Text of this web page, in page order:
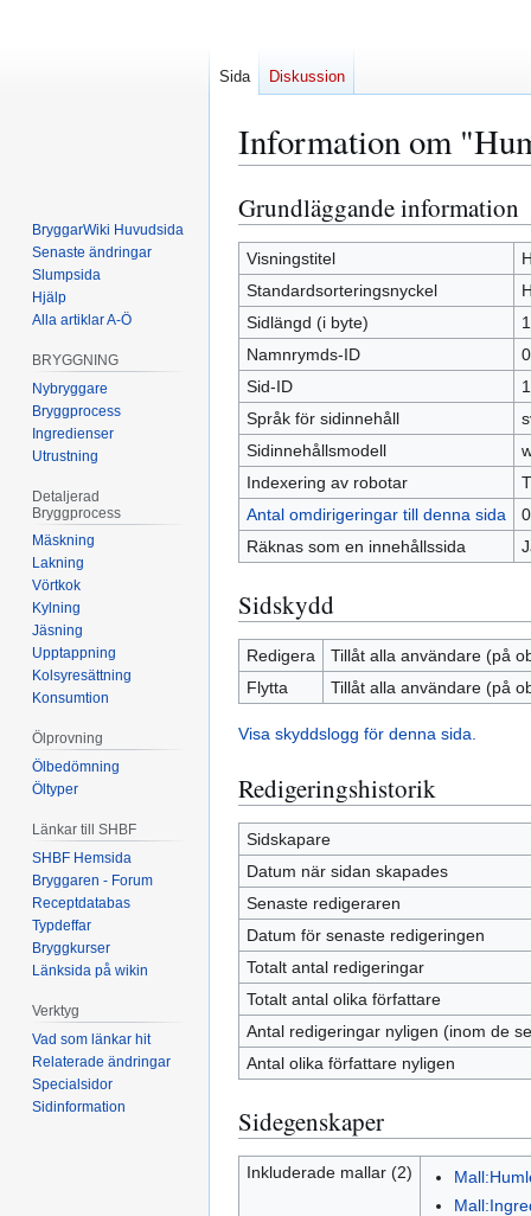
Information om
Hoppa
till
navigering
Hoppa
till
sök
Grundläggande information
Visningstitel
Standardsorteringsnyckel
Sidlängd (i byte)
Namnrymds-ID
0
Sid-ID
Språk för sidinnehåll
Sidinnehållsmodell
Indexering av robotar
Antal omdirigeringar till denna sida
0
Räknas som en innehållssida
Sidskydd
Redigera
Tillåt alla användare (på
Flytta
Tillåt alla användare (på
Visa skyddslogg för denna sida.
Redigeringshistorik
Sidskapare
Datum när sidan skapades
Senaste redigeraren
Datum för senaste redigeringen
Totalt antal redigeringar
Totalt antal olika författare
Antal redigeringar nyligen (inom de
Antal olika författare nyligen
Sidegenskaper
Inkluderade mallar (2)
Sida Diskussion
BryggarWiki Huvudsida
Senaste ändringar
Slumpsida
Hjälp
Alla artiklar A-Ö
BRYGGNING
Nybryggare
Bryggprocess
Ingredienser
Utrustning
Detaljerad
Bryggprocess
Mäskning
Lakning
Vörtkok
Kylning
Jäsning
Upptappning
Kolsyresättning
Konsumtion
Ölprovning
Ölbedömning
Öltyper
Länkar till SHBF
SHBF Hemsida
Bryggaren - Forum
Receptdatabas
Typdeffar
Bryggkurser
Länksida på wikin
Verktyg
Vad som länkar hit
Relaterade ändringar
Specialsidor
Sidinformation